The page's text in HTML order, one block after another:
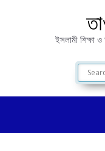
ইসলামী শিক্ষা